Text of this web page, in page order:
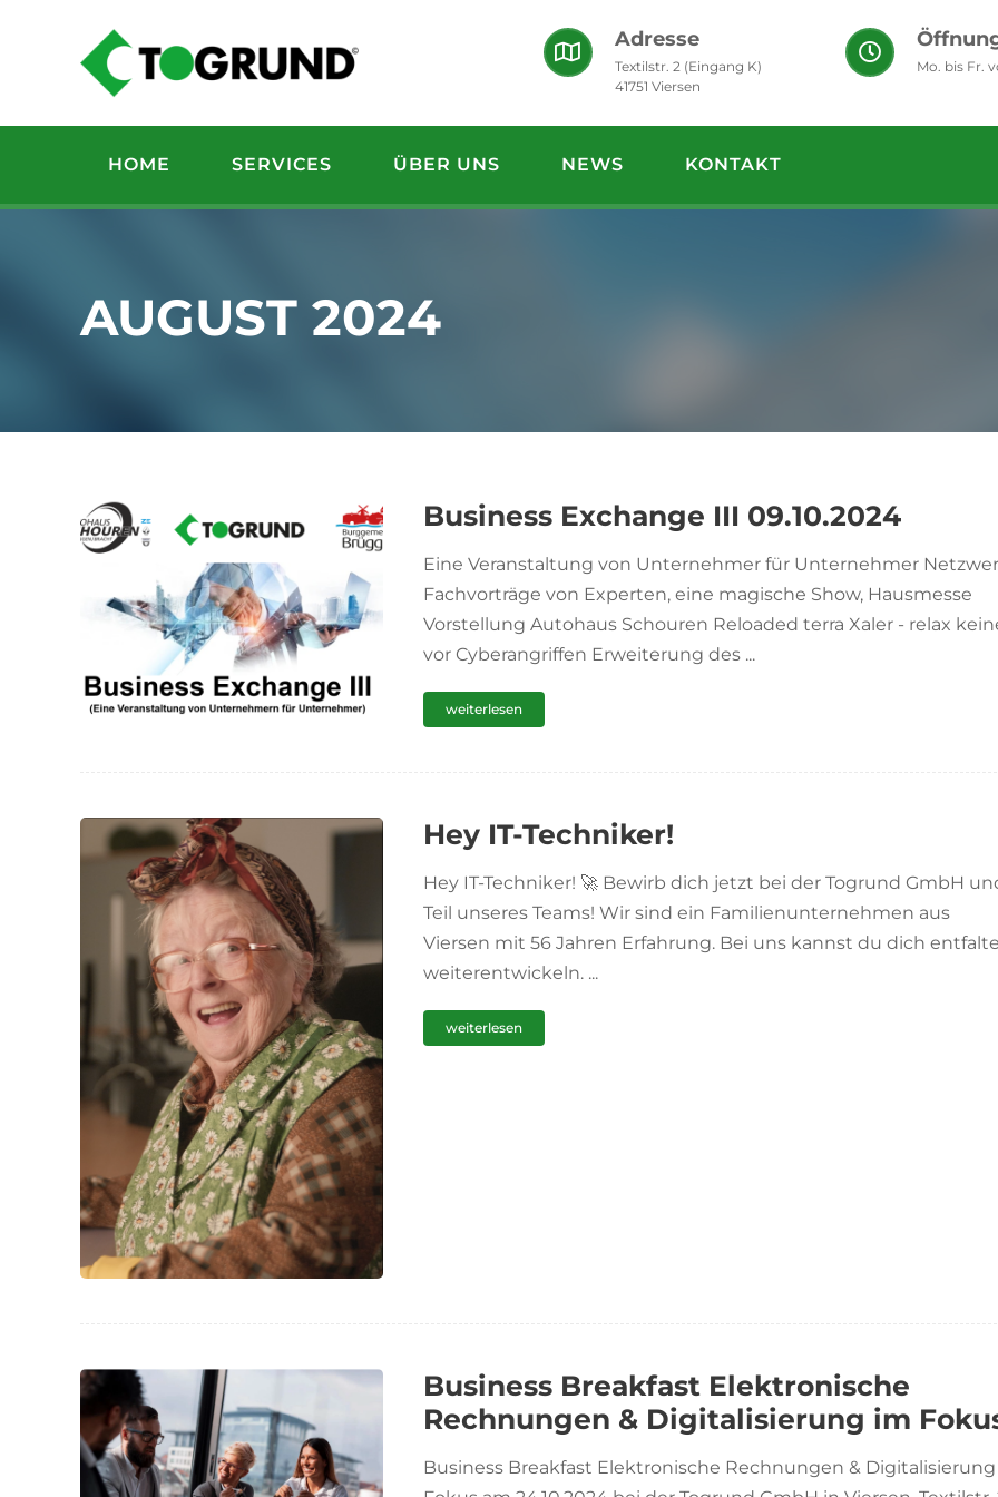
Adresse
Textilstr. 2 (Eingang K)
41751 Viersen
Mo. bis Fr.
HOME SERVICES ÜBER UNS NEWS KONTAKT
AUGUST 2024
Business Exchange III 09.10.2024
Eine Veranstaltung von Unternehmer für Unternehmer
Fachvorträge von Experten, eine magische Show, Hausmesse
Vorstellung Autohaus Schouren Reloaded terra Xaler - relax
vor Cyberangriffen Erweiterung des ...
weiterlesen
Hey IT-Techniker!
Hey IT-Techniker! 🚀 Bewirb dich jetzt bei der Togrund GmbH
Teil unseres Teams! Wir sind ein Familienunternehmen aus
Viersen mit 56 Jahren Erfahrung. Bei uns kannst du dich
weiterentwickeln. ...
weiterlesen
Business Breakfast Elektronische
Rechnungen & Digitalisierung im
Business Breakfast Elektronische Rechnungen &